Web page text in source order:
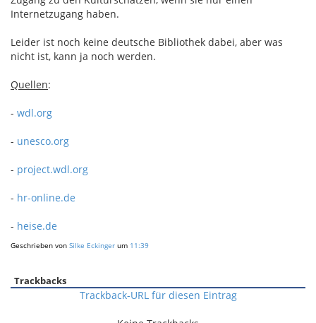
Internetzugang haben.
Leider ist noch keine deutsche Bibliothek dabei, aber was
nicht ist, kann ja noch werden.
Quellen:
- wdl.org
- unesco.org
- project.wdl.org
- hr-online.de
- heise.de
Geschrieben von Silke Eckinger um 11:39
Trackbacks
Trackback-URL für diesen Eintrag